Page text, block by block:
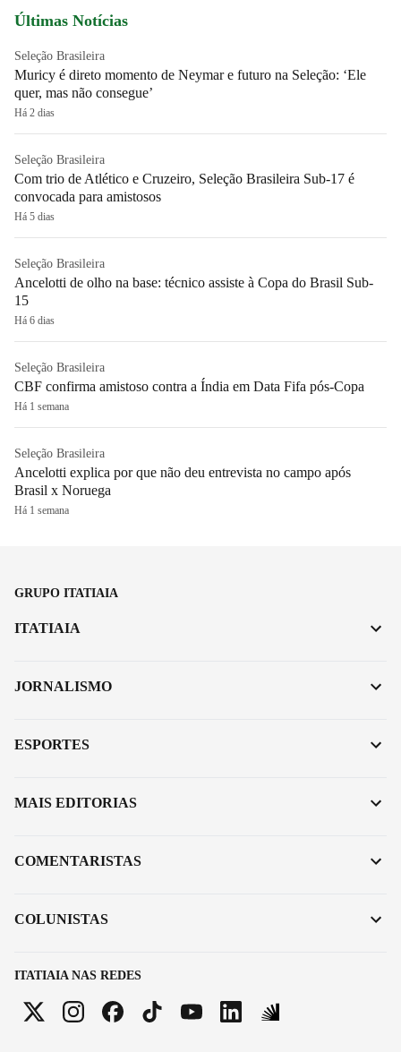
Últimas Notícias
Seleção Brasileira
Muricy é direto momento de Neymar e futuro na Seleção: ‘Ele
quer, mas não consegue’
Há 2 dias
Seleção Brasileira
Com trio de Atlético e Cruzeiro, Seleção Brasileira Sub-17 é
convocada para amistosos
Há 5 dias
Seleção Brasileira
Ancelotti de olho na base: técnico assiste à Copa do Brasil Sub-
15
Há 6 dias
Seleção Brasileira
CBF confirma amistoso contra a Índia em Data Fifa pós-Copa
Há 1 semana
Seleção Brasileira
Ancelotti explica por que não deu entrevista no campo após
Brasil x Noruega
Há 1 semana
GRUPO ITATIAIA
ITATIAIA NAS REDES
ITATIAIA
JORNALISMO
ESPORTES
MAIS EDITORIAS
COMENTARISTAS
COLUNISTAS